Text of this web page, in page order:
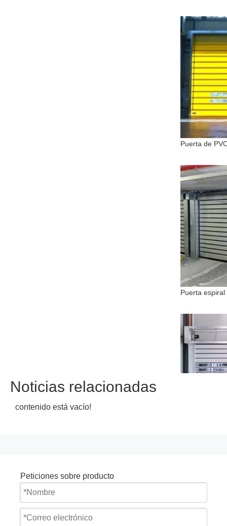
Noticias relacionadas
contenido está vacío!
Peticiones sobre producto